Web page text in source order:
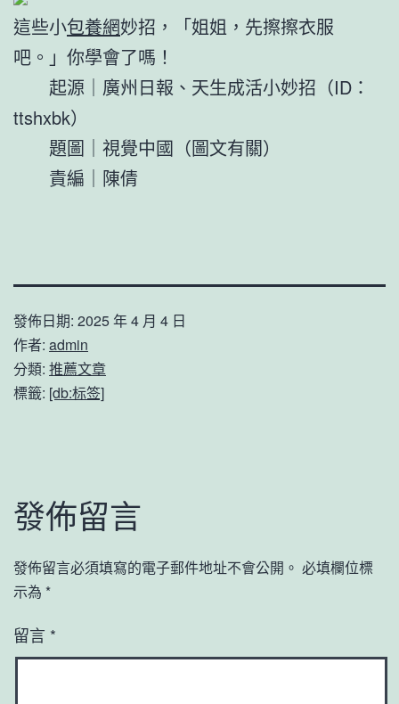
這些小包養網妙招，「姐姐，先擦擦衣服
吧。」你學會了嗎！
起源｜廣州日報、天生成活小妙招（ID：
ttshxbk）
題圖｜視覺中國（圖文有關）
責編｜陳倩
發佈日期: 2025 年 4 月 4 日
作者: admin
分類: 推薦文章
標籤: [db:标签]
發佈留言
發佈留言必須填寫的電子郵件地址不會公開。 必填欄位標
示為 *
留言 *